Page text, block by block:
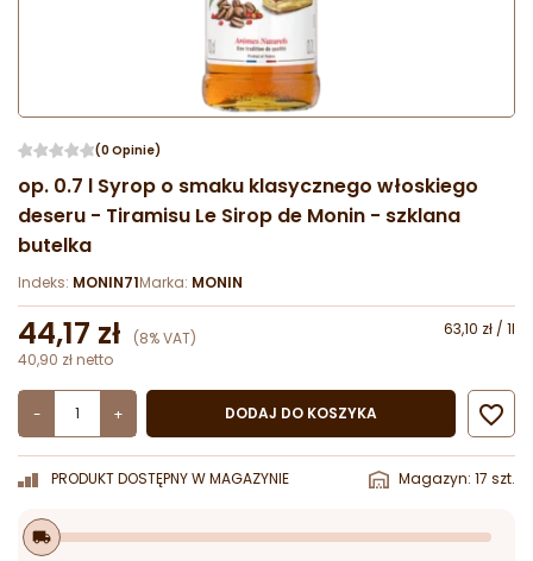
(0 Opinie)
op. 0.7 l Syrop o smaku klasycznego włoskiego
deseru - Tiramisu Le Sirop de Monin - szklana
butelka
Indeks: MONIN71Marka: MONIN
44,17 zł (8% VAT)
63,10 zł / 1l
40,90 zł netto
- + DODAJ DO KOSZYKA 
PRODUKT DOSTĘPNY W MAGAZYNIE Magazyn: 17 szt.
local_shipping